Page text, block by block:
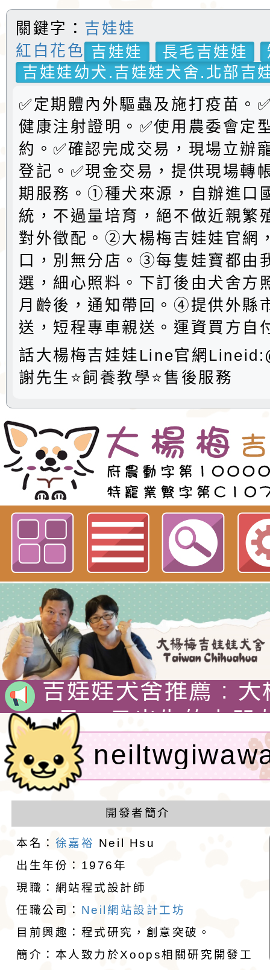
關鍵字： 吉娃娃
紅白花色 吉娃娃 長毛吉娃娃
吉娃娃幼犬.吉娃娃犬舍.北部吉
✅定期體內外驅蟲及施打疫苗。
健康注射證明。✅️使用農委會定
約。✅️確認完成交易，現場立辦
登記。✅現金交易，提供現場轉
期服務。①種犬來源，自辦進口
統，不過量培育，絕不做近親繁
對外徵配。②大楊梅吉娃娃官網
口，別無分店。③每隻娃寶都由
選，細心照料。下訂後由犬舍方
月齡後，通知帶回。④提供外縣
送，短程專車親送。運資買方自
話大楊梅吉娃娃Line官網
謝先生⭐️飼養教學⭐️售後服務
歡迎參觀：neiltwgiwawa佈景設計
Neil hsu網站
吉娃娃專賣店 : 大楊
犬舍 。
吉娃娃犬舍推薦 : 大
娃犬舍
4月30日出生的小朋
吉娃娃有堅韌的意
警惕，動作迅速，以
格和嬌小的體型廣受
愛。吉娃娃犬犬不僅
小型玩具犬，同時也
犬的狩獵與防範本
似梗類犬的氣質。
1890年，墨西哥總
娃娃藏在花束裡，送
后阿德麗娜‧芭蒂（
Patti），後者對外
娃娃成為家喻戶曉的
吉娃娃專賣店 : 大楊
犬舍 。
吉娃娃犬舍推薦 : 大
娃犬舍
4月30日出生的小朋
吉娃娃有堅韌的意
警惕，動作迅速，以
格和嬌小的體型廣
1890年，墨西哥總
娃娃藏在花束裡，
計者：徐嘉
hsu
開發者簡介
本名： 徐嘉裕 Neil Hsu
出生年份：1976年
現職：網站程式設計師
任職公司： Neil網站設計工坊
目前興趣：程式研究，創意突破。
簡介：本人致力於Xoops相關研究開發工